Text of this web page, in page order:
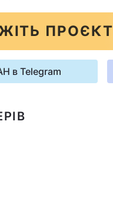
в Telegram